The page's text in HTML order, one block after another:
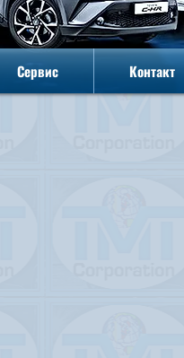
Сервис Контакт
Сервис